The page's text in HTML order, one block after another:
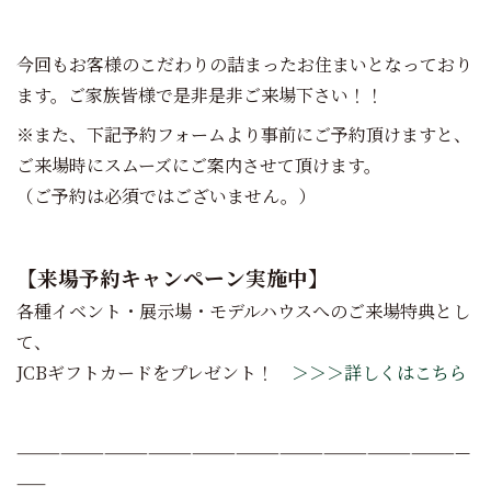
今回もお客様のこだわりの詰まったお住まいとなっており
ます。ご家族皆様で是非是非ご来場下さい！！
※また、下記予約フォームより事前にご予約頂けますと、
ご来場時にスムーズにご案内させて頂けます。
（ご予約は必須ではございません。）
【来場予約キャンペーン実施中】
各種イベント・展示場・モデルハウスへのご来場特典とし
て、
JCBギフトカードをプレゼント！ ＞＞＞詳しくはこちら
———————————————————————————————
——